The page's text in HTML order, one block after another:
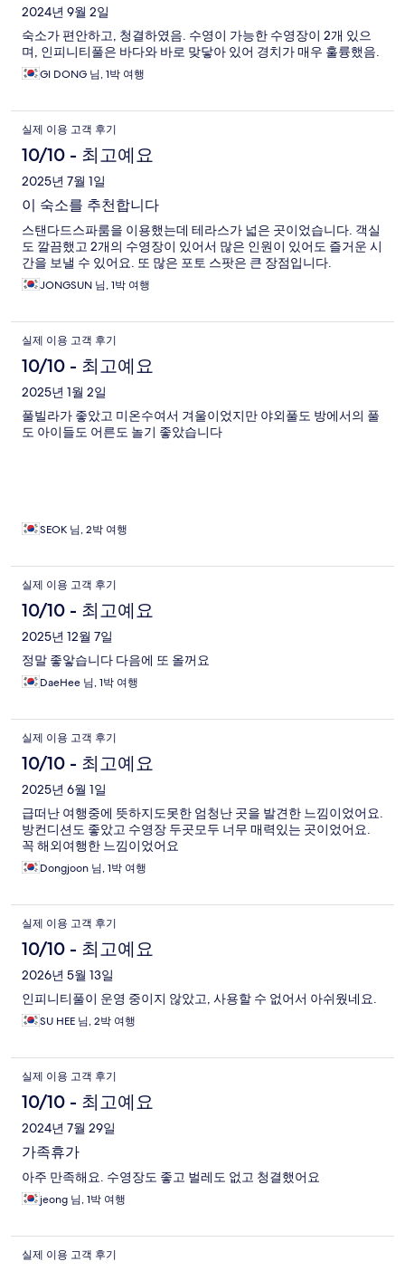
2024년 9월 2일
숙소가 편안하고, 청결하였음. 수영이 가능한 수영장이 2개 있으
며, 인피니티풀은 바다와 바로 맞닿아 있어 경치가 매우 훌륭했음.
GI DONG 님, 1박 여행
실제 이용 고객 후기
10/10 - 최고예요
2025년 7월 1일
이 숙소를 추천합니다
스탠다드스파룸을 이용했는데 테라스가 넓은 곳이었습니다. 객실
도 깔끔했고 2개의 수영장이 있어서 많은 인원이 있어도 즐거운 시
간을 보낼 수 있어요. 또 많은 포토 스팟은 큰 장점입니다.
JONGSUN 님, 1박 여행
실제 이용 고객 후기
10/10 - 최고예요
2025년 1월 2일
풀빌라가 좋았고 미온수여서 겨울이었지만 야외풀도 방에서의 풀
도 아이들도 어른도 놀기 좋았습니다
SEOK 님, 2박 여행
실제 이용 고객 후기
10/10 - 최고예요
2025년 12월 7일
정말 좋앟습니다 다음에 또 올꺼요
DaeHee 님, 1박 여행
실제 이용 고객 후기
10/10 - 최고예요
2025년 6월 1일
급떠난 여행중에 뜻하지도못한 엄청난 곳을 발견한 느낌이었어요.
방컨디션도 좋았고 수영장 두곳모두 너무 매력있는 곳이었어요.
꼭 해외여행한 느낌이었어요
Dongjoon 님, 1박 여행
실제 이용 고객 후기
10/10 - 최고예요
2026년 5월 13일
인피니티풀이 운영 중이지 않았고, 사용할 수 없어서 아쉬웠네요.
SU HEE 님, 2박 여행
실제 이용 고객 후기
10/10 - 최고예요
2024년 7월 29일
가족휴가
아주 만족해요. 수영장도 좋고 벌레도 없고 청결했어요
jeong 님, 1박 여행
실제 이용 고객 후기